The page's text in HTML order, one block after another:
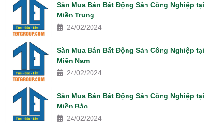
Sàn Mua Bán Bất Động Sản Công Nghiệp tại
Miền Trung
24/02/2024
Sàn Mua Bán Bất Động Sản Công Nghiệp tại
Miền Nam
24/02/2024
Sàn Mua Bán Bất Động Sản Công Nghiệp tại
Miền Bắc
24/02/2024